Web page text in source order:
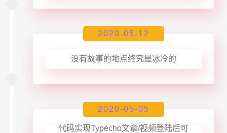
2020-05-12
没有故事的地点终究是冰冷的
2020-05-05
代码实现Typecho文章/视频登陆后可